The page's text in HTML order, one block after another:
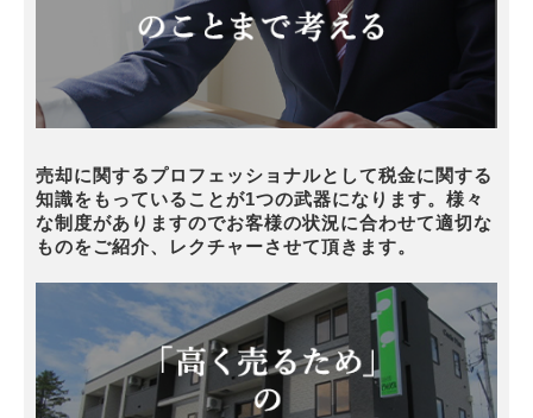
売却に関するプロフェッショナルとして税金に関する
知識をもっていることが1つの武器になります。様々
な制度がありますのでお客様の状況に合わせて適切な
ものをご紹介、レクチャーさせて頂きます。